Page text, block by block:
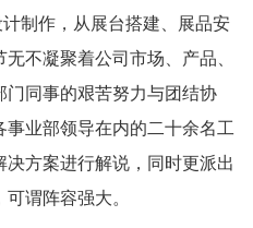
计制作，从展台搭建、展品安
不凝聚着公司市场、产品、
同事的艰苦努力与团结协
业部领导在内的二十余名工
方案进行解说，同时更派出
谓阵容强大。